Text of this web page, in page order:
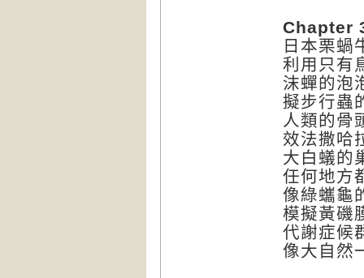
Chapter
日本栗蝸
利用只有
沫蟬的泡
擬步行蟲
人類的骨
效法撒哈
大白蟻的
任何地方
像綠蠵龜
模擬黃磯
代謝症候
像大自然